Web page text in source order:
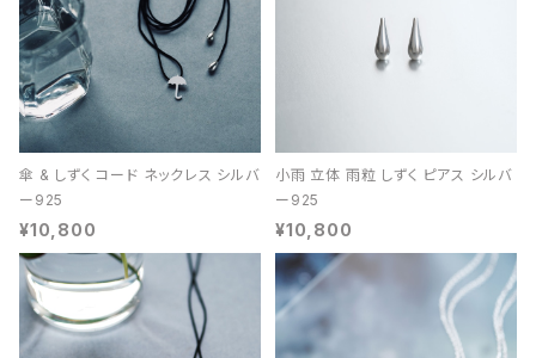
傘 & しずく コード ネックレス シルバ
ー925
¥10,800
小雨 立体 雨粒 しずく ピアス シルバ
ー925
¥10,800